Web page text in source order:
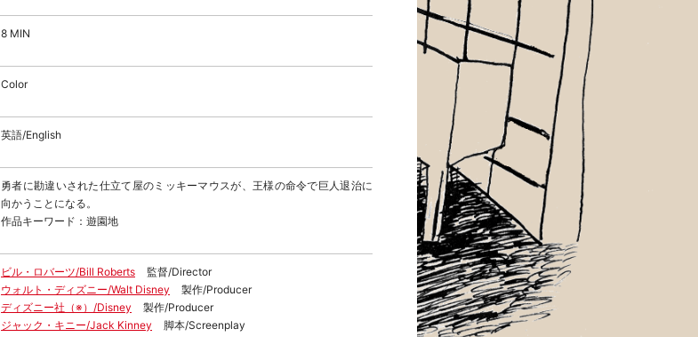
8 MIN
Color
英語/English
勇者に勘違いされた仕立て屋のミッキーマウスが、王様の命令で巨人退治に
向かうことになる。
作品キーワード：遊園地
ビル・ロバーツ/Bill Roberts
監督/Director
ウォルト・ディズニー/Walt Disney
製作/Producer
ディズニー社（※）/Disney
製作/Producer
ジャック・キニー/Jack Kinney
脚本/Screenplay